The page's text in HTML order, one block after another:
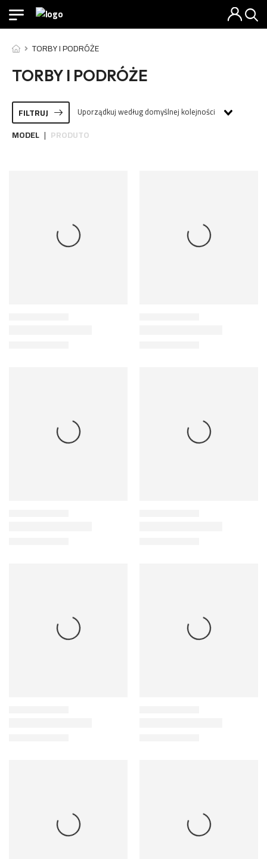
TORBY I PODRÓŻE
TORBY I PODRÓŻE
FILTRUJ Uporządkuj według domyślnej kolejności
MODEL | PRODUTO